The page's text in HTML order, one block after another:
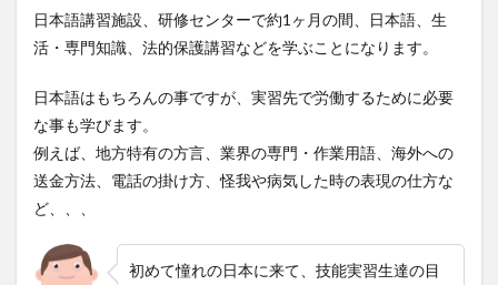
日本語講習施設、研修センターで約1ヶ月の間、日本語、生
活・専門知識、法的保護講習などを学ぶことになります。
日本語はもちろんの事ですが、実習先で労働するために必要
な事も学びます。
例えば、地方特有の方言、業界の専門・作業用語、海外への
送金方法、電話の掛け方、怪我や病気した時の表現の仕方な
ど、、、
初めて憧れの日本に来て、技能実習生達の目